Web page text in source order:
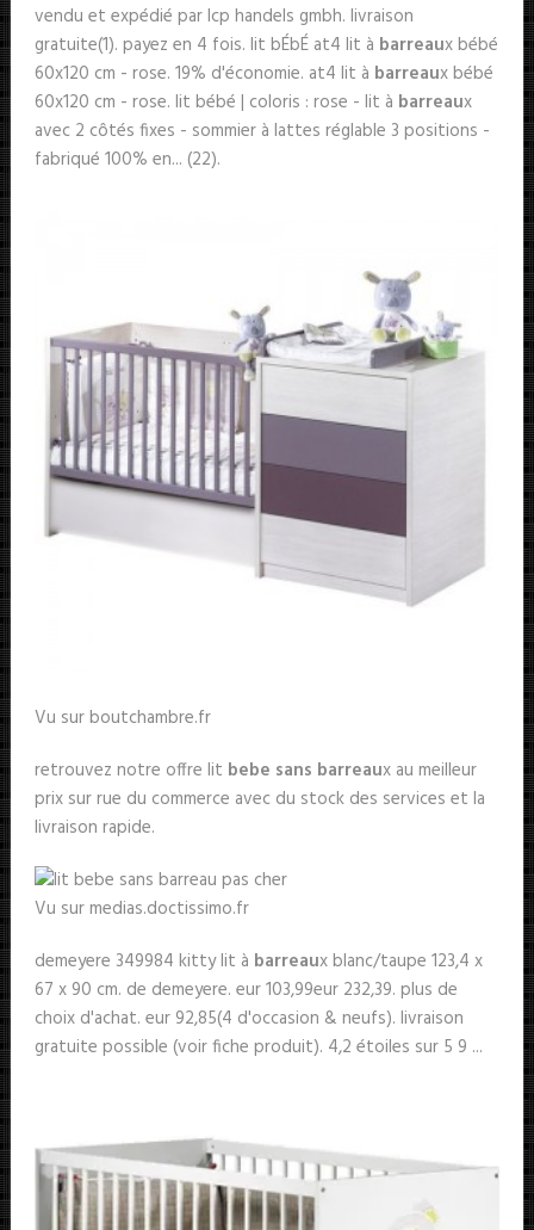
vendu et expédié par lcp handels gmbh. livraison
gratuite(1). payez en 4 fois. lit bÉbÉ at4 lit à barreaux bébé
60x120 cm - rose. 19% d'économie. at4 lit à barreaux bébé
60x120 cm - rose. lit bébé | coloris : rose - lit à barreaux
avec 2 côtés fixes - sommier à lattes réglable 3 positions -
fabriqué 100% en... (22).
Vu sur boutchambre.fr
retrouvez notre offre lit bebe sans barreaux au meilleur
prix sur rue du commerce avec du stock des services et la
livraison rapide.
Vu sur medias.doctissimo.fr
demeyere 349984 kitty lit à barreaux blanc/taupe 123,4 x
67 x 90 cm. de demeyere. eur 103,99eur 232,39. plus de
choix d'achat. eur 92,85(4 d'occasion & neufs). livraison
gratuite possible (voir fiche produit). 4,2 étoiles sur 5 9 ...